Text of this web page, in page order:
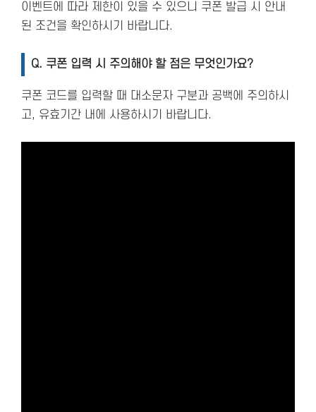
이벤트에 따라 제한이 있을 수 있으니 쿠폰 발급 시 안내
된 조건을 확인하시기 바랍니다.
Q. 쿠폰 입력 시 주의해야 할 점은 무엇인가요?
쿠폰 코드를 입력할 때 대소문자 구분과 공백에 주의하시
고, 유효기간 내에 사용하시기 바랍니다.